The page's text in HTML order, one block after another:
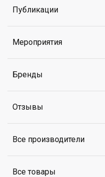
Публикации
Мероприятия
Бренды
Отзывы
Все производители
Все товары